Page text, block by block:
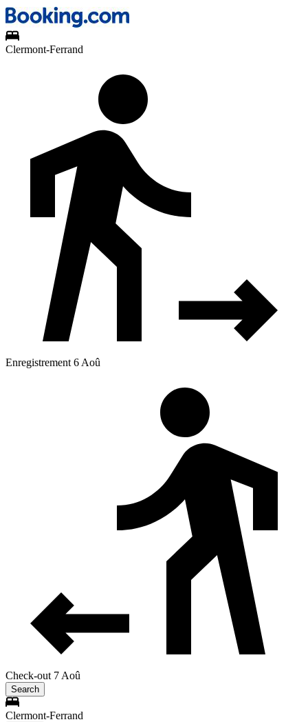
Clermont-Ferrand
Enregistrement 6 Aoû
Check-out 7 Aoû
Search
Clermont-Ferrand